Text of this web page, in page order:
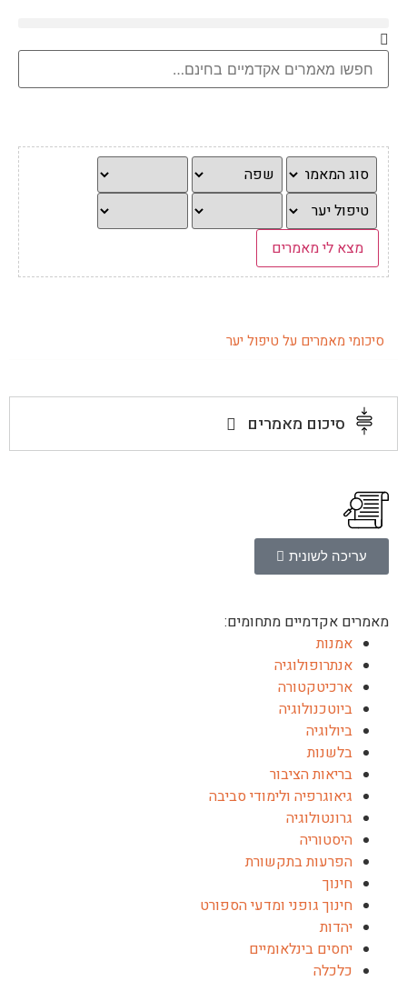
סיכומי מאמרים על טיפול יער
סיכום מאמרים
עריכה לשונית
מאמרים אקדמיים מתחומים:
אמנות
אנתרופולוגיה
ארכיטקטורה
ביוטכנולוגיה
ביולוגיה
בלשנות
בריאות הציבור
גיאוגרפיה ולימודי סביבה
גרונטולוגיה
היסטוריה
הפרעות בתקשורת
חינוך
חינוך גופני ומדעי הספורט
יהדות
יחסים בינלאומיים
כלכלה